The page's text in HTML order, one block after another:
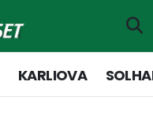
KARLIOVA